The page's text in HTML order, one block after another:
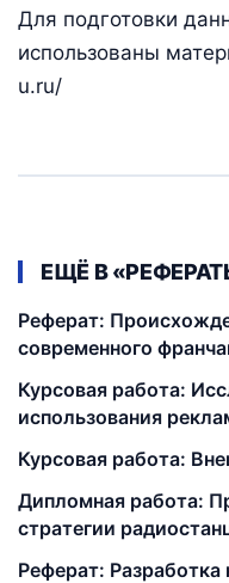
Для подготовки
использованы
u.ru/
ЕЩЁ В
Реферат:
современного
Курсовая работа:
использования
Курсовая работа:
Дипломная работа:
стратегии
Реферат: